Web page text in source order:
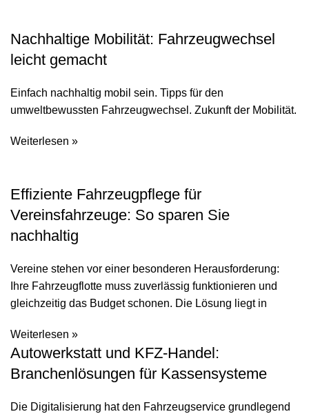
Nachhaltige Mobilität: Fahrzeugwechsel
leicht gemacht
Einfach nachhaltig mobil sein. Tipps für den
umweltbewussten Fahrzeugwechsel. Zukunft der Mobilität.
Weiterlesen »
Effiziente Fahrzeugpflege für
Vereinsfahrzeuge: So sparen Sie
nachhaltig
Vereine stehen vor einer besonderen Herausforderung:
Ihre Fahrzeugflotte muss zuverlässig funktionieren und
gleichzeitig das Budget schonen. Die Lösung liegt in
Weiterlesen »
Autowerkstatt und KFZ-Handel:
Branchenlösungen für Kassensysteme
Die Digitalisierung hat den Fahrzeugservice grundlegend